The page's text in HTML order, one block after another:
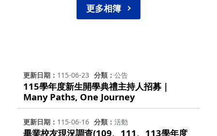
更多相簿
更新日期 115-06-23 分類 公告
115學年度新生開學典禮主持人招募｜
Many Paths, One Journey
更新日期 115-06-16 分類 活動
畢業校友現況調查(109、111、113學年度